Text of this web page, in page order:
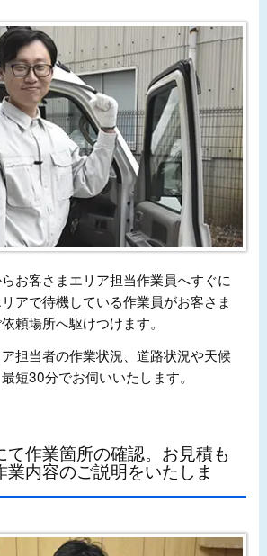
お客さまエリア担当作業員へすぐに
アで待機している作業員がお客さま
頼場所へ駆けつけます。
担当者の作業状況、道路状況や天候
短30分でお伺いいたします。
て作業箇所の確認。お見積も
業内容のご説明をいたしま